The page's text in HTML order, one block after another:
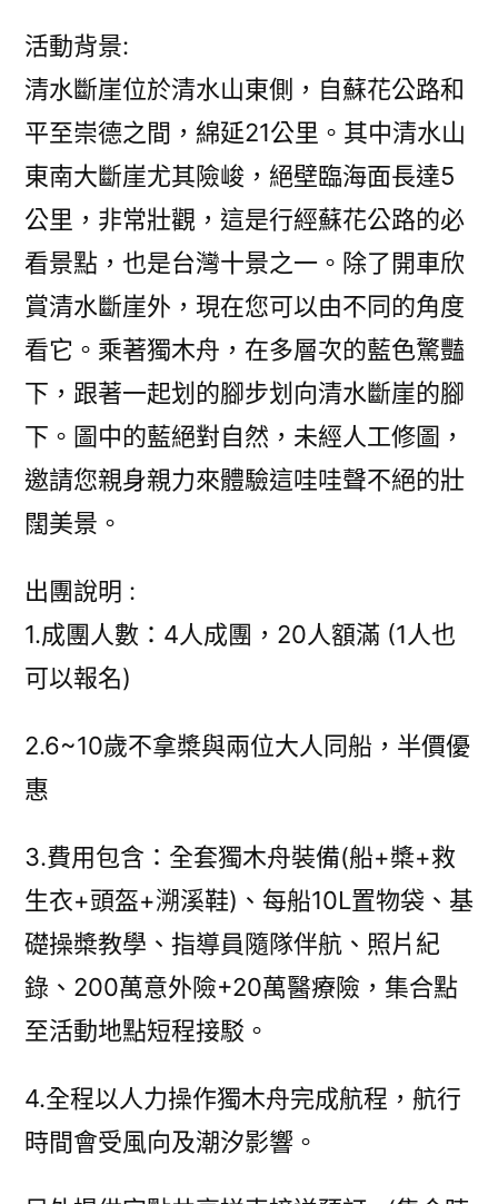
活動背景:
清水斷崖位於清水山東側，自蘇花公路和
平至崇德之間，綿延21公里。其中清水山
東南大斷崖尤其險峻，絕壁臨海面長達5
公里，非常壯觀，這是行經蘇花公路的必
看景點，也是台灣十景之一。除了開車欣
賞清水斷崖外，現在您可以由不同的角度
看它。乘著獨木舟，在多層次的藍色驚豔
下，跟著一起划的腳步划向清水斷崖的腳
下。圖中的藍絕對自然，未經人工修圖，
邀請您親身親力來體驗這哇哇聲不絕的壯
闊美景。
出團說明 :
1.成團人數：4人成團，20人額滿 (1人也
可以報名)
2.6~10歲不拿槳與兩位大人同船，半價優
惠
3.費用包含：全套獨木舟裝備(船+槳+救
生衣+頭盔+溯溪鞋)、每船10L置物袋、基
礎操槳教學、指導員隨隊伴航、照片紀
錄、200萬意外險+20萬醫療險，集合點
至活動地點短程接駁。
4.全程以人力操作獨木舟完成航程，航行
時間會受風向及潮汐影響。